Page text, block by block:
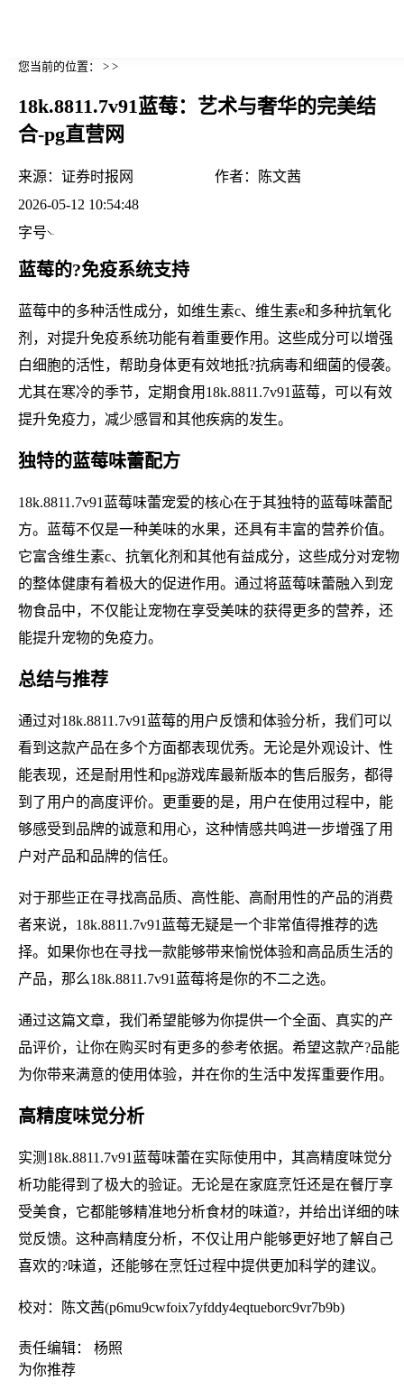
您当前的位置： > >
18k.8811.7v91蓝莓：艺术与奢华的完美结
合-pg直营网
来源： 证券时报网 作者：
陈文茜
2026-05-12 10:54:48
字号
蓝莓的?免疫系统支持
蓝莓中的多种活性成分，如维生素c、维生素e和多种抗氧化
剂，对提升免疫系统功能有着重要作用。这些成分可以增强
白细胞的活性，帮助身体更有效地抵?抗病毒和细菌的侵袭。
尤其在寒冷的季节，定期食用18k.8811.7v91蓝莓，可以有效
提升免疫力，减少感冒和其他疾病的发生。
独特的蓝莓味蕾配方
18k.8811.7v91蓝莓味蕾宠爱的核心在于其独特的蓝莓味蕾配
方。蓝莓不仅是一种美味的水果，还具有丰富的营养价值。
它富含维生素c、抗氧化剂和其他有益成分，这些成分对宠物
的整体健康有着极大的促进作用。通过将蓝莓味蕾融入到宠
物食品中，不仅能让宠物在享受美味的获得更多的营养，还
能提升宠物的免疫力。
总结与推荐
通过对18k.8811.7v91蓝莓的用户反馈和体验分析，我们可以
看到这款产品在多个方面都表现优秀。无论是外观设计、性
能表现，还是耐用性和pg游戏库最新版本的售后服务，都得
到了用户的高度评价。更重要的是，用户在使用过程中，能
够感受到品牌的诚意和用心，这种情感共鸣进一步增强了用
户对产品和品牌的信任。
对于那些正在寻找高品质、高性能、高耐用性的产品的消费
者来说，18k.8811.7v91蓝莓无疑是一个非常值得推荐的选
择。如果你也在寻找一款能够带来愉悦体验和高品质生活的
产品，那么18k.8811.7v91蓝莓将是你的不二之选。
通过这篇文章，我们希望能够为你提供一个全面、真实的产
品评价，让你在购买时有更多的参考依据。希望这款产?品能
为你带来满意的使用体验，并在你的生活中发挥重要作用。
高精度味觉分析
实测18k.8811.7v91蓝莓味蕾在实际使用中，其高精度味觉分
析功能得到了极大的验证。无论是在家庭烹饪还是在餐厅享
受美食，它都能够精准地分析食材的味道?，并给出详细的味
觉反馈。这种高精度分析，不仅让用户能够更好地了解自己
喜欢的?味道，还能够在烹饪过程中提供更加科学的建议。
校对：陈文茜(p6mu9cwfoix7yfddy4eqtueborc9vr7b9b)
责任编辑： 杨照
为你推荐